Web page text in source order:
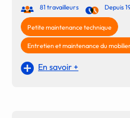
81 travailleurs Depuis
Petite maintenance technique
Entretien et maintenance du
En savoir +